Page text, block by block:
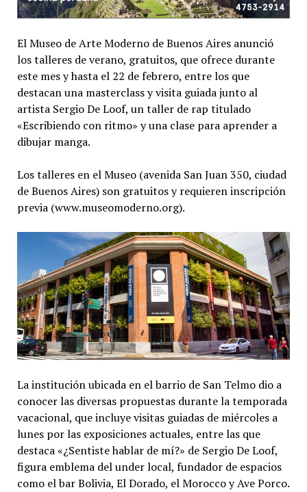
El Museo de Arte Moderno de Buenos Aires anunció
los talleres de verano, gratuitos, que ofrece durante
este mes y hasta el 22 de febrero, entre los que
destacan una masterclass y visita guiada junto al
artista Sergio De Loof, un taller de rap titulado
«Escribiendo con ritmo» y una clase para aprender a
dibujar manga.
Los talleres en el Museo (avenida San Juan 350, ciudad
de Buenos Aires) son gratuitos y requieren inscripción
previa (www.museomoderno.org).
La institución ubicada en el barrio de San Telmo dio a
conocer las diversas propuestas durante la temporada
vacacional, que incluye visitas guiadas de miércoles a
lunes por las exposiciones actuales, entre las que
destaca «¿Sentiste hablar de mí?» de Sergio De Loof,
figura emblema del under local, fundador de espacios
como el bar Bolivia, El Dorado, el Morocco y Ave Porco.